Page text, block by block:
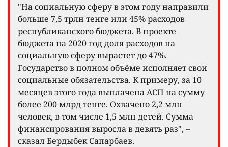
"На социальную сферу в этом году направили
больше 7,5 трлн тенге или 45% расходов
республиканского бюджета. В проекте
бюджета на 2020 год доля расходов на
социальную сферу вырастет до 47%.
Государство в полном объёме исполняет свои
социальные обязательства. К примеру, за 10
месяцев этого года выплачена АСП на сумму
более 200 млрд тенге. Охвачено 2,2 млн
человек, в том числе 1,5 млн детей. Сумма
финансирования выросла в девять раз", –
сказал Бердыбек Сапарбаев.